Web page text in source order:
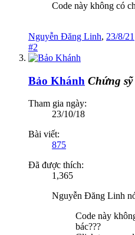
Code này không có
Nguyễn Đăng Linh, 23/8/21
#2
Bảo Khánh Chứng sỹ
Tham gia ngày:
23/10/18
Bài viết:
875
Đã được thích:
1,365
Nguyễn Đăng Linh
Code này
bác???